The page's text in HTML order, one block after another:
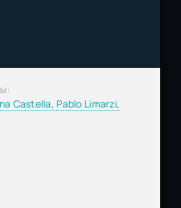
Castella, Pablo Limarzi,